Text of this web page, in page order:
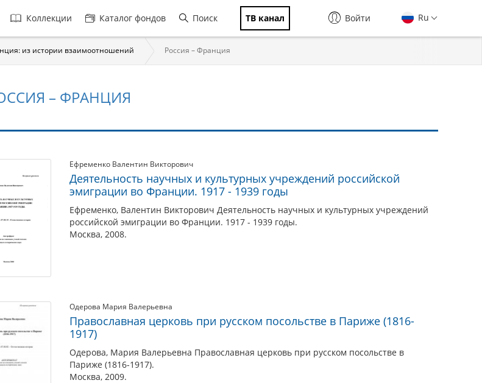
Главная
навигация
Коллекции Каталог фондов Поиск ТВ канал Ru
Войти
из истории взаимоотношений Россия – Франция
– ФРАНЦИЯ
Ефременко Валентин Викторович
Деятельность научных и культурных учреждений российской
эмиграции во Франции. 1917 - 1939 годы
Ефременко, Валентин Викторович Деятельность научных и культурных учреждений
российской эмиграции во Франции. 1917 - 1939 годы.
Москва, 2008.
Одерова Мария Валерьевна
Православная церковь при русском посольстве в Париже (1816-
1917)
Одерова, Мария Валерьевна Православная церковь при русском посольстве в
Париже (1816-1917).
Москва, 2009.